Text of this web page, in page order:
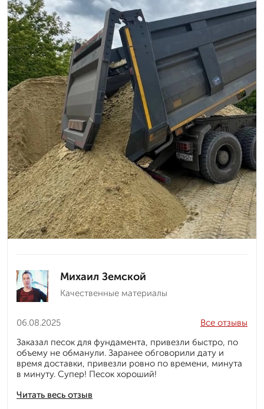
Михаил Земской
Качественные материалы
06.08.2025
Читать весь отзыв
Все отзывы
Заказал песок для фундамента, привезли быстро, по
объему не обманули. Заранее обговорили дату и
время доставки, привезли ровно по времени, минута
в минуту. Супер! Песок хороший!